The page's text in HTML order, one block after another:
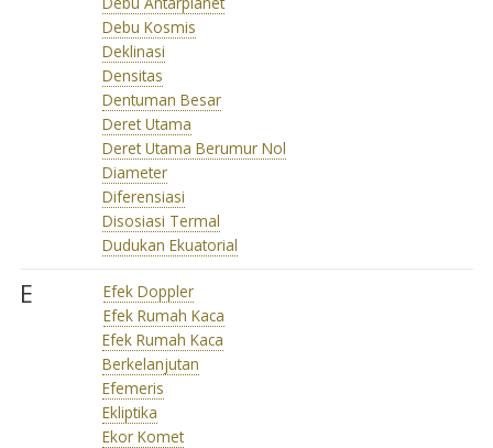
Debu Kosmis
Deklinasi
Densitas
Dentuman Besar
Deret Utama
Deret Utama Berumur Nol
Diameter
Diferensiasi
Disosiasi Termal
Dudukan Ekuatorial
E
Efek Doppler
Efek Rumah Kaca
Efek Rumah Kaca
Berkelanjutan
Efemeris
Ekliptika
Ekor Komet